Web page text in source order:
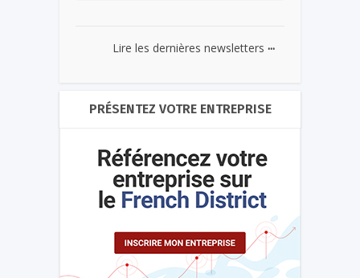
Lire les dernières newsletters ...
PRÉSENTEZ VOTRE ENTREPRISE